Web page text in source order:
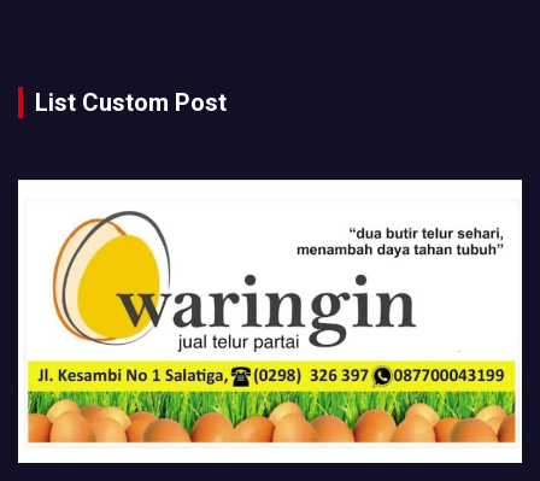
List Custom Post